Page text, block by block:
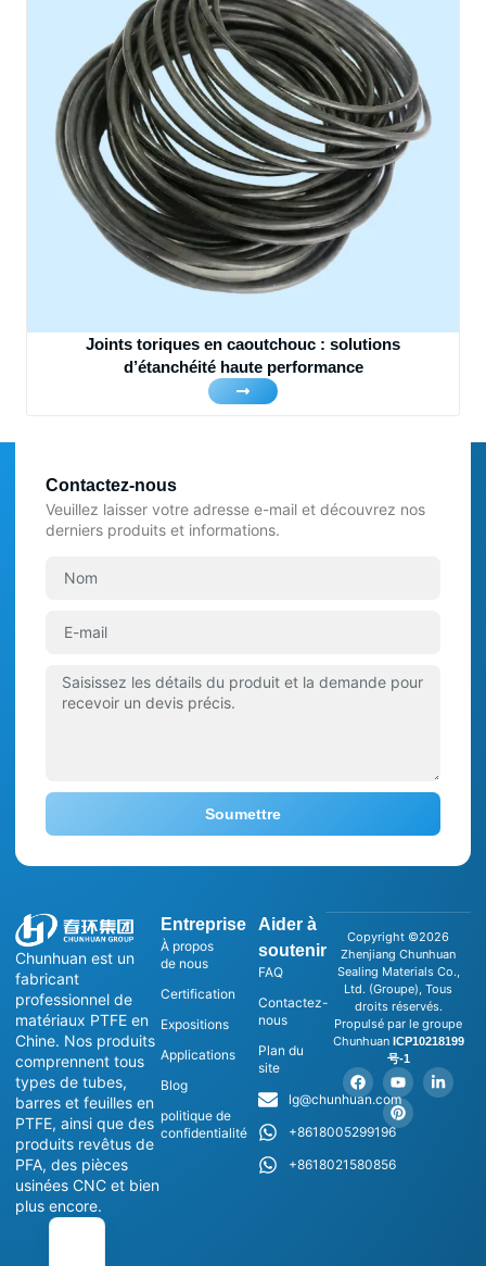
Joints toriques en caoutchouc : solutions
d’étanchéité haute performance
Chunhuan est un
fabricant
professionnel de
matériaux PTFE en
Chine. Nos produits
comprennent tous
types de tubes,
barres et feuilles en
PTFE, ainsi que des
produits revêtus de
PFA, des pièces
usinées CNC et bien
plus encore.
Entreprise
À propos
de nous
Certification
Expositions
Applications
Blog
politique de
confidentialité
Aider à
soutenir
FAQ
Contactez-
nous
Plan du
site
lg@chunhuan.com
+8618005299196
+8618021580856
Copyright ©2026
Zhenjiang Chunhuan
Sealing Materials Co.,
Ltd. (Groupe), Tous
droits réservés.
Propulsé par le groupe
Chunhuan ICP10218199
号-1
Contactez-nous
Veuillez laisser votre adresse e-mail et découvrez nos
derniers produits et informations.
Soumettre